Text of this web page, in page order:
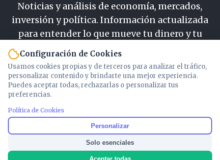
Noticias y análisis de economía, mercados,
inversión y política. Información actualizada
para entender lo que mueve tu dinero y tu
país.
Nosotros
Cookies
Política de Contenido
© 2026 VOZECONOMICA. Todos los derechos reservados.
Configuración de Cookies
Usamos cookies propias y de terceros para analizar el tráfico,
personalizar contenido y brindarte una mejor experiencia.
Puedes aceptar todas, rechazarlas o personalizar tus
preferencias.
Política de Cookies
Personalizar
Solo esenciales